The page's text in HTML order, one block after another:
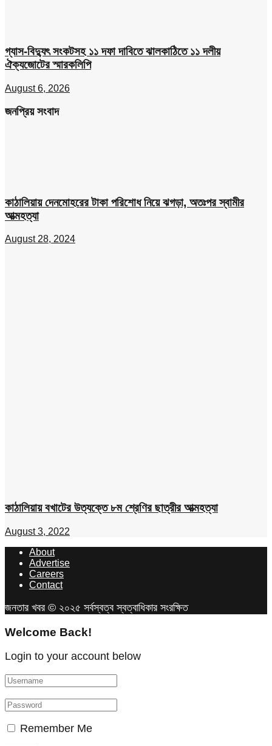
গ্যাস-বিদ্যুৎ সংকটসহ ১১ দফা দাবিতে ঝালকাঠিতে ১১ দলীয়
ঐক্যজোটের স্মারকলিপি
August 6, 2026
জনপ্রিয় সংবাদ
কাঠালিয়ায় দেনমোহরের টাকা পরিশোধ নিয়ে ঝগড়া, অতঃপর স্বামীর
আত্মহত্যা
August 28, 2024
কাঠালিয়ায় বখাটের উত্যক্তে ৮ম শ্রেণির ছাত্রীর আত্মহত্যা
August 3, 2022
About
Advertise
Careers
Contact
জনতার খবর © ২০২৫ সর্বস্বত্ব স্বত্বাধিকার সংরক্ষিত
Welcome Back!
Login to your account below
Remember Me